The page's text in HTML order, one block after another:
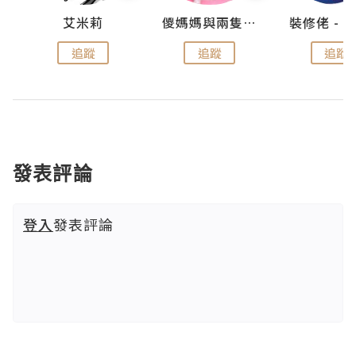
艾米莉
追蹤
儍媽媽與兩隻小魔怪之家
追蹤 追蹤
發表評論
登入發表評論